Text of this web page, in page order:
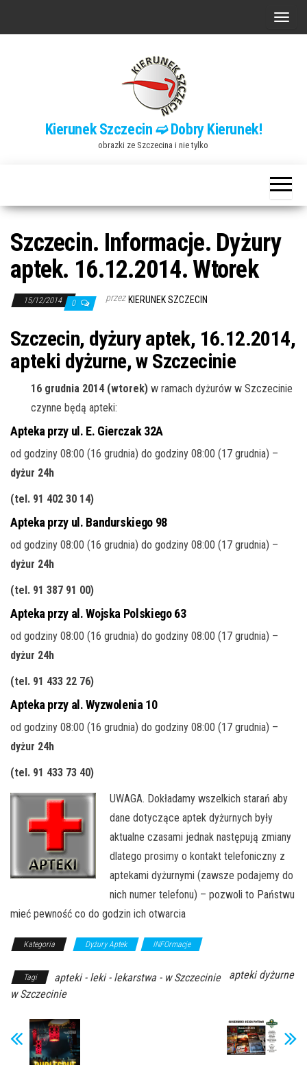
P
n
a
w
ę
Kierunek Szczecin ➫ Dobry Kierunek!
obrazki ze Szczecina i nie tylko
Szczecin. Informacje. Dyżury
aptek. 16.12.2014. Wtorek
15/12/2014 0 przez KIERUNEK SZCZECIN
Szczecin, dyżury aptek, 16.12.2014,
apteki dyżurne, w Szczecinie
16 grudnia 2014 (wtorek) w ramach dyżurów w Szczecinie
czynne będą apteki:
Apteka przy ul. E. Gierczak 32A
od godziny 08:00 (16 grudnia) do godziny 08:00 (17 grudnia) –
dyżur 24h
(tel. 91 402 30 14)
Apteka przy ul. Bandurskiego 98
od godziny 08:00 (16 grudnia) do godziny 08:00 (17 grudnia) –
dyżur 24h
(tel. 91 387 91 00)
Apteka przy al. Wojska Polskiego 63
od godziny 08:00 (16 grudnia) do godziny 08:00 (17 grudnia) –
dyżur 24h
(tel. 91 433 22 76)
Apteka przy al. Wyzwolenia 10
od godziny 08:00 (16 grudnia) do godziny 08:00 (17 grudnia) –
dyżur 24h
(tel. 91 433 73 40)
UWAGA. Dokładamy wszelkich starań aby
dane dotyczące aptek dyżurnych były
aktualne czasami jednak następują zmiany
dlatego prosimy o kontakt telefoniczny z
aptekami dyżurnymi (zawsze podajemy do
nich numer telefonu) – pozwoli to Państwu
mieć pewność co do godzin ich otwarcia
Kategoria Dyżury Aptek INFOrmacje
Tagi apteki - leki - lekarstwa - w Szczecinie
apteki dyżurne
w Szczecinie